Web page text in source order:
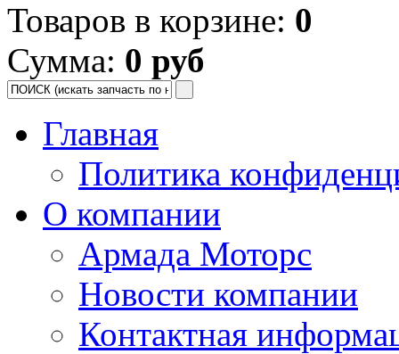
Товаров в корзине: 0
Сумма: 0 руб
Главная
Политика
О компании
Армада Моторс
Новости компании
Контактная